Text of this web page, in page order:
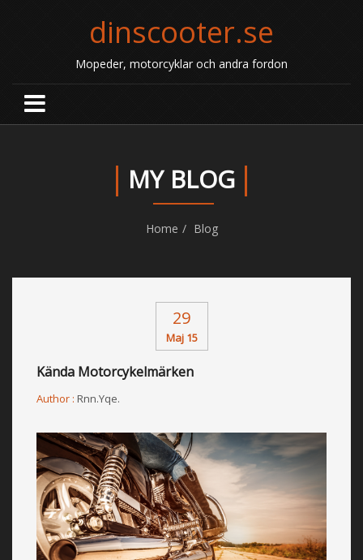
dinscooter.se
Mopeder, motorcyklar och andra fordon
MY BLOG
Home Blog
29
Maj 15
Kända Motorcykelmärken
Author : Rnn.yqe.